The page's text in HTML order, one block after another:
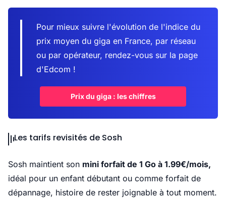
Pour mieux suivre l'évolution de l'indice du
prix moyen du giga en France, par réseau
ou par opérateur, rendez-vous sur la page
d'Edcom !
Prix du giga : les chiffres
Les tarifs revisités de Sosh
Sosh maintient son mini forfait de 1 Go à 1.99€/mois,
idéal pour un enfant débutant ou comme forfait de
dépannage, histoire de rester joignable à tout moment.